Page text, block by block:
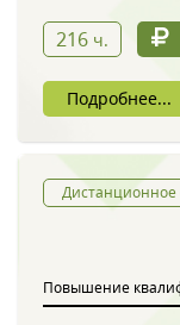
216 ч.
Подробнее...
Дистанционное
Повышение